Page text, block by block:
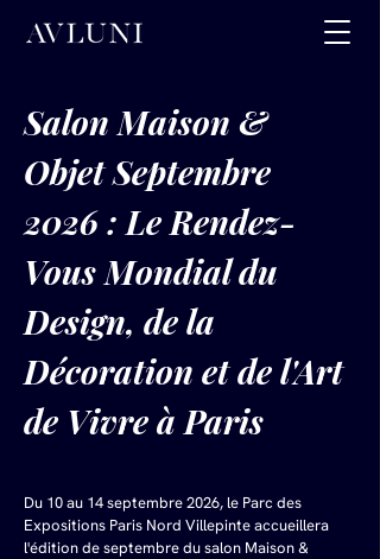
Salon Maison &
Objet Septembre
2026 : Le Rendez-
Vous Mondial du
Design, de la
Décoration et de l'Art
de Vivre à Paris
Du 10 au 14 septembre 2026, le Parc des
Expositions Paris Nord Villepinte accueillera
l'édition de septembre du salon Maison &